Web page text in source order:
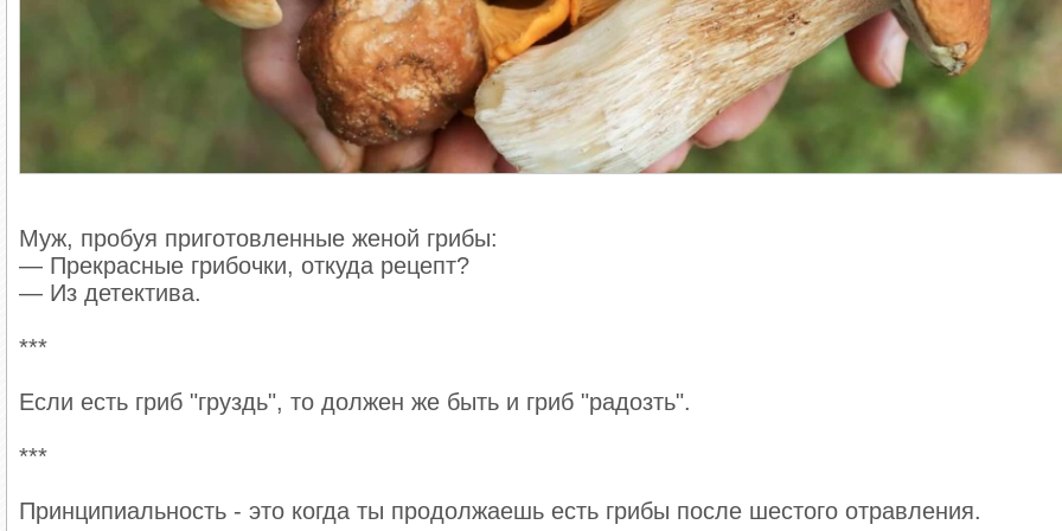
Английский лорд потерпел крушение и выбрался на остров. Через год спасатели
находят его. На острове три хижины. У лорда спрашивают
— Зачем Вам три хижины?
— Одна — это мой дом, вторая — клуб, в который я хожу, третья — клуб, который я
* * *
Английский бизнесмен получил письмо от коллеги. Письмо
гласило: «Дорогой сэр, поскольку моя секретарша — дама, я не могу
продиктовать ей то, что о вас думаю. Более того, поскольку я
ни то, ни другое, я надеюсь, вы поймете меня правильно».
* * *
— Сэр, — говорит нотариус, — ваш покойный дядюшка завещал вам три
дома в Лондоне, восемьсот тысяч фунтов стерлингов наличными и
Муж, пробуя приготовленные женой грибы:
— Прекрасные грибочки, откуда рецепт?
— Из детектива.
***
Если есть гриб "груздь", то должен же быть и гриб "радозть".
***
Принципиальность - это когда ты продолжаешь есть грибы после шестого отравления.